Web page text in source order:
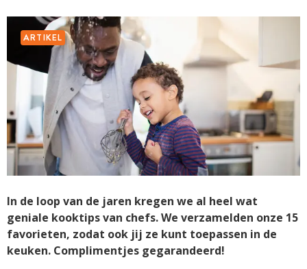
ARTIKEL
In de loop van de jaren kregen we al heel wat
geniale kooktips van chefs. We verzamelden onze 15
favorieten, zodat ook jij ze kunt toepassen in de
keuken. Complimentjes gegarandeerd!